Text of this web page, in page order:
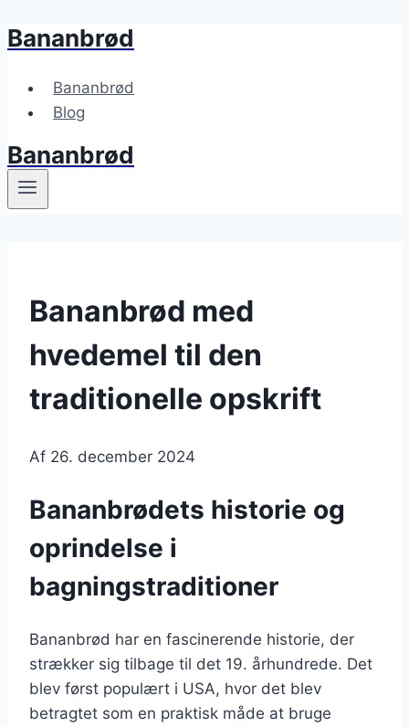
Fortsæt
indhold
Bananbrød
Bananbrød
Blog
Bananbrød
Bananbrød med
hvedemel til den
traditionelle opskrift
Af 26. december 2024
Bananbrødets historie og
oprindelse i
bagningstraditioner
Bananbrød har en fascinerende historie, der
strækker sig tilbage til det 19. århundrede. Det
blev først populært i USA, hvor det blev
betragtet som en praktisk måde at bruge